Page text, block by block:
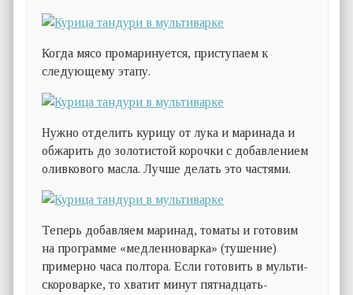
Когда мясо промаринуется, приступаем к
следующему этапу.
Нужно отделить курицу от лука и маринада и
обжарить до золотистой корочки с добавлением
оливкового масла. Лучше делать это частями.
Теперь добавляем маринад, томаты и готовим
на программе «медленноварка» (тушение)
примерно часа полтора. Если готовить в мульти-
скороварке, то хватит минут пятнадцать-